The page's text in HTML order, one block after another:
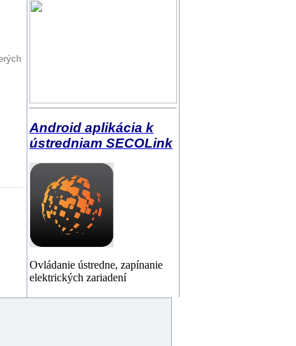
Android aplikácia k
ústredniam SECOLink
Ovládanie ústredne, zapínanie
elektrických zariadení